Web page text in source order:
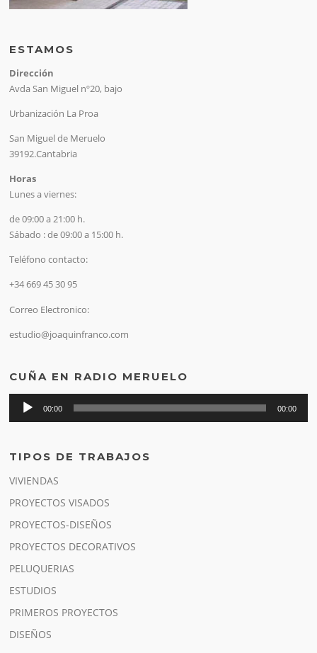
ESTAMOS
Dirección
Avda San Miguel nº20, bajo
Urbanización La Proa
San Miguel de Meruelo
39192.Cantabria
Horas
Lunes a viernes:
de 09:00 a 21:00 h.
Sábado : de 09:00 a 15:00 h.
Teléfono contacto:
+34 669 45 30 95
Correo Electronico:
estudio@joaquinfranco.com
CUÑA EN RADIO MERUELO
Reproductor
00:00 00:00
TIPOS DE TRABAJOS
VIVIENDAS
PROYECTOS VISADOS
PROYECTOS-DISEÑOS
PROYECTOS DECORATIVOS
PELUQUERIAS
ESTUDIOS
PRIMEROS PROYECTOS
DISEÑOS